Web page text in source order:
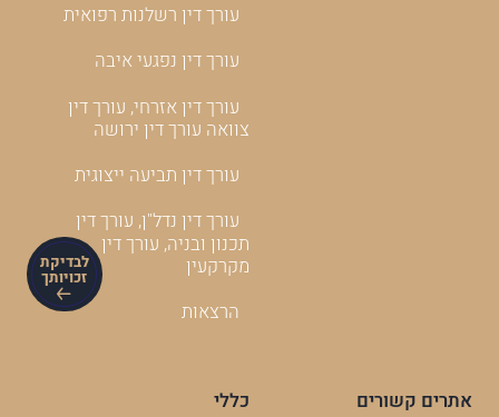
לבדיקת
זכויותך
עורך דין רשלנות רפואית
עורך דין נפגעי איבה
עורך דין אזרחי, עורך דין
צוואה עורך דין ירושה
עורך דין תביעה ייצוגית
עורך דין נדל"ן, עורך דין
תכנון ובניה, עורך דין
מקרקעין
הרצאות
אתרים קשורים
כללי